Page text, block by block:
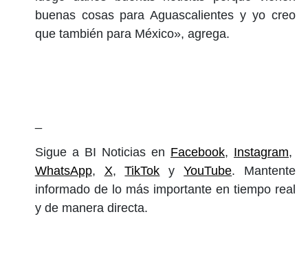
buenas cosas para Aguascalientes y yo creo
que también para México», agrega.
Sigue a BI Noticias en Facebook, Instagram,
WhatsApp, X,TikTok yYouTube. Mantente
informado de lo más importante en tiempo real
y de manera directa.